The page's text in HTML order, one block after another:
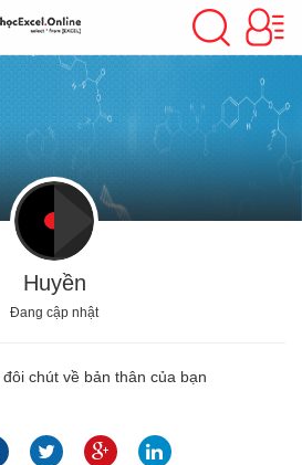
Huyền
Đang cập nhật
chút về bản thân của bạn